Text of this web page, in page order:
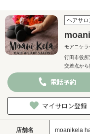
ヘアサロ
モアニケ
行田市役所
交差点から
電話予約
マイサロン登録
店舗名 moanikela